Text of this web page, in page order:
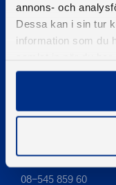
annons- och
Dessa kan i sin tur
information som du
08-545 859 60